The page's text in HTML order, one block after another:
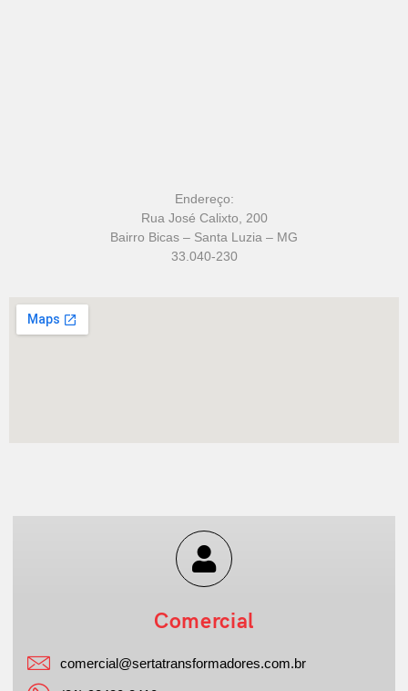
Endereço:
Rua José Calixto, 200
Bairro Bicas – Santa Luzia – MG
33.040-230
Comercial
comercial@sertatransformadores.com.br